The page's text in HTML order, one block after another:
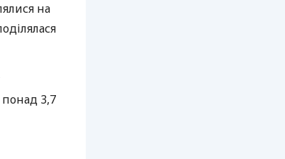
на
3,7